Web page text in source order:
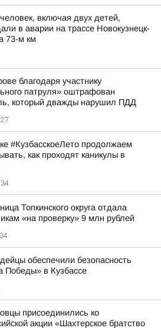
включая двух детей,
в аварии на трассе Новокузнецк-
73-м км
благодаря участнику
патруля» оштрафован
который дважды нарушил ПДД
#КузбасскоеЛето продолжаем
как проходят каникулы в
Топкинского округа отдала
«на проверку» 9 млн рублей
обеспечили безопасность
Победы» в Кузбассе
присоединились ко
акции «Шахтерское братство